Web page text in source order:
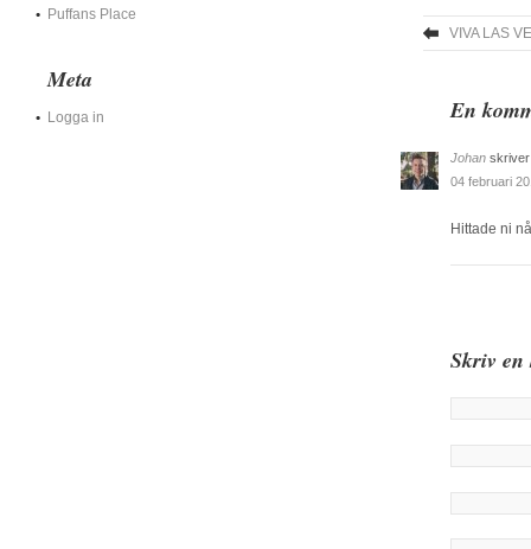
VIVA LAS
En
Johan
04 februari
Hittade ni
Skriv en
Puffans Place
Meta
Logga in